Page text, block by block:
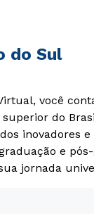
do Sul
você
do
inovadores
e
jornada